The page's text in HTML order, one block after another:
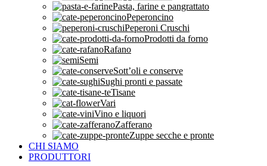
Pasta, farine e pangrattato
Peperoncino
Peperoni Cruschi
Prodotti da forno
Rafano
Semi
Sott’oli e conserve
Sughi pronti e passate
Tisane
Vari
Vino e liquori
Zafferano
Zuppe secche e pronte
CHI SIAMO
PRODUTTORI